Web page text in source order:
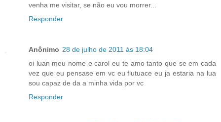
venha me visitar, se não eu vou morrer...
Responder
Anônimo 28 de julho de 2011 às 18:04
oi luan meu nome e carol eu te amo tanto que se em cada
vez que eu pensase em vc eu flutuace eu ja estaria na lua
sou capaz de da a minha vida por vc
Responder